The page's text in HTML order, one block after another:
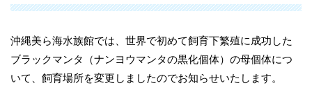
沖縄美ら海水族館では、世界で初めて飼育下繁殖に成功した
ブラックマンタ（ナンヨウマンタの黒化個体）の母個体につ
いて、飼育場所を変更しましたのでお知らせいたします。